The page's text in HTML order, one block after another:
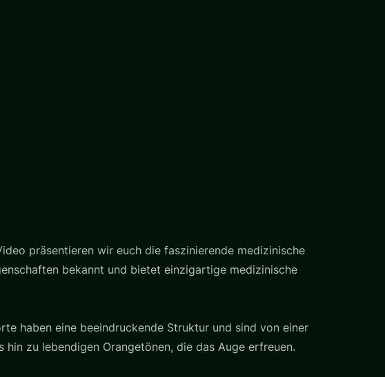
präsentieren wir euch die faszinierende medizinische
bekannt und bietet einzigartige medizinische
haben eine beeindruckende Struktur und sind von einer
zu lebendigen Orangetönen, die das Auge erfreuen.